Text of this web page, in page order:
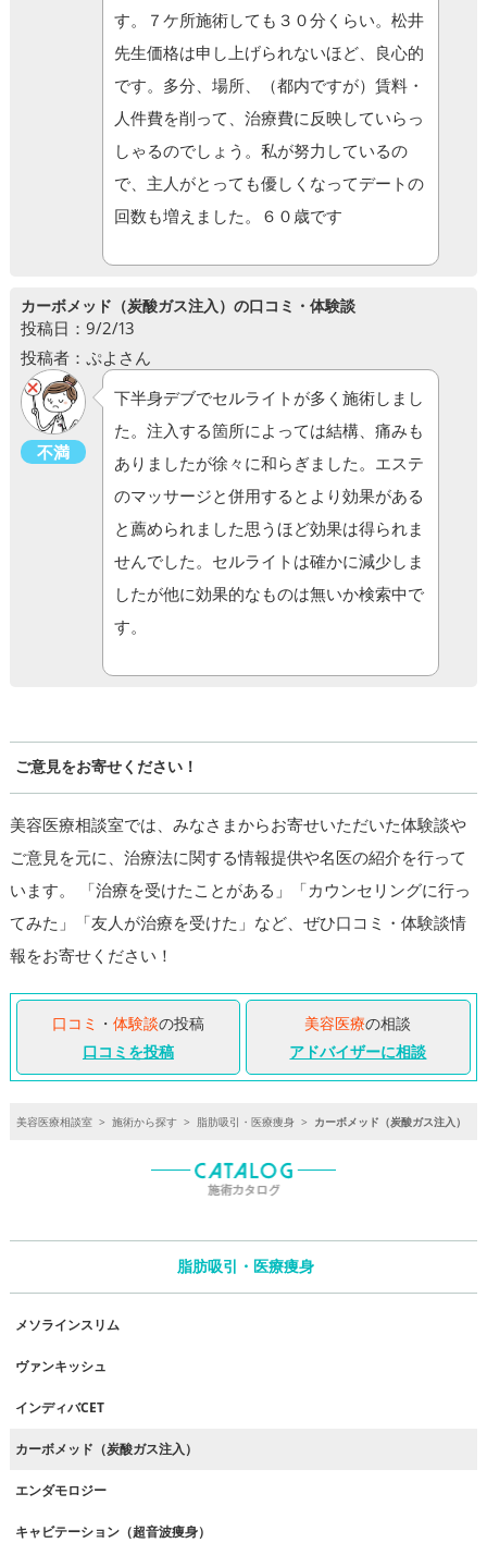
す。７ケ所施術しても３０分くらい。松井
先生価格は申し上げられないほど、良心的
です。多分、場所、（都内ですが）賃料・
人件費を削って、治療費に反映していらっ
しゃるのでしょう。私が努力しているの
で、主人がとっても優しくなってデートの
回数も増えました。６０歳です
カーボメッド（炭酸ガス注入）の口コミ・体験談
投稿日：9/2/13
投稿者：ぷよさん
不満
下半身デブでセルライトが多く施術しまし
た。注入する箇所によっては結構、痛みも
ありましたが徐々に和らぎました。エステ
のマッサージと併用するとより効果がある
と薦められました思うほど効果は得られま
せんでした。セルライトは確かに減少しま
したが他に効果的なものは無いか検索中で
す。
ご意見をお寄せください！
美容医療相談室では、みなさまからお寄せいただいた体験談や
ご意見を元に、治療法に関する情報提供や名医の紹介を行って
います。 「治療を受けたことがある」「カウンセリングに行っ
てみた」「友人が治療を受けた」など、ぜひ口コミ・体験談情
報をお寄せください！
口コミ ・ 体験談の投稿
口コミを投稿
美容医療の相談
アドバイザーに相談
美容医療相談室 > 施術から探す > 脂肪吸引・医療痩身 > カーボメッド（炭酸ガス注入）
脂肪吸引・医療痩身
メソラインスリム
ヴァンキッシュ
インディバCET
カーボメッド（炭酸ガス注入）
エンダモロジー
キャビテーション（超音波痩身）